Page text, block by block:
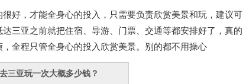
好，才能全身心的投入，只需要负责欣赏美景和玩，建议可
三亚之前就把住宿、导游、门票、交通等都安排好了，真的
全程只管全身心的投入欣赏美景。别的都不用操心
去三亚玩一次大概多少钱？